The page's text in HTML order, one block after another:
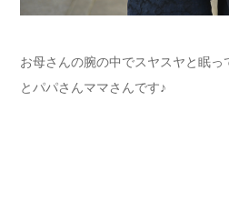
お母さんの腕の中でスヤスヤと眠
とパパさんママさんです♪